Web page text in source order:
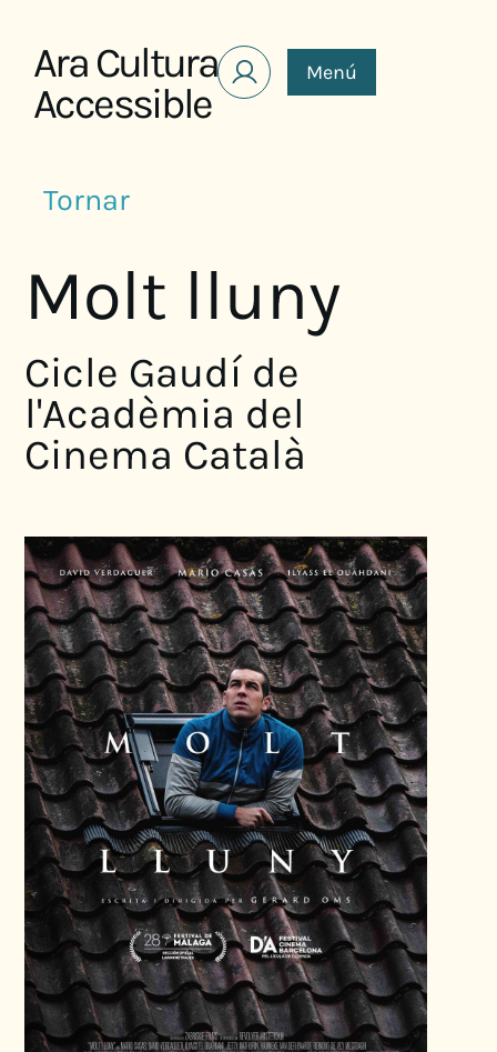
Ara Cultura
Accessible
Menú
Tornar
Molt lluny
Cicle Gaudí de
l'Acadèmia del
Cinema Català